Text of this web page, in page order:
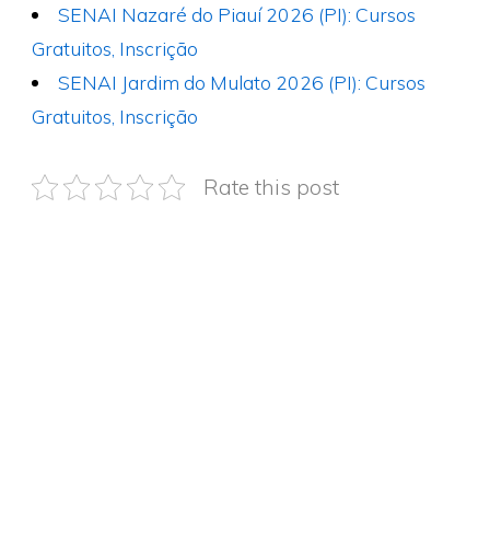
SENAI Nazaré do Piauí 2026 (PI): Cursos
Gratuitos, Inscrição
SENAI Jardim do Mulato 2026 (PI): Cursos
Gratuitos, Inscrição
Rate this post